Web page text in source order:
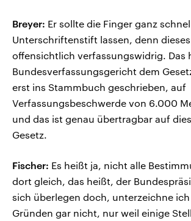
Breyer: Er sollte die Finger ganz
Unterschriftenstift lassen, denn
offensichtlich verfassungswidrig. Das
Bundesverfassungsgericht dem
erst ins Stammbuch geschrieben, auf
Verfassungsbeschwerde von 6.000
und das ist genau übertragbar auf
Gesetz.
Fischer: Es heißt ja, nicht alle
dort gleich, das heißt, der
sich überlegen doch, unterzeichne ich
Gründen gar nicht, nur weil einige